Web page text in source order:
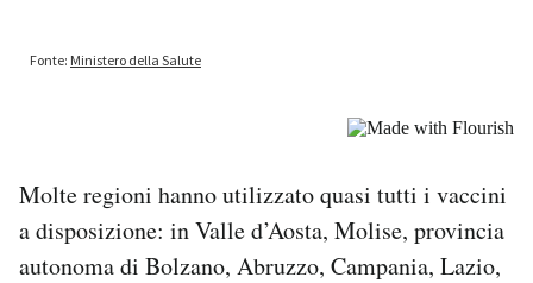
Molte regioni hanno utilizzato quasi tutti i vaccini
a disposizione: in Valle d’Aosta, Molise, provincia
autonoma di Bolzano, Abruzzo, Campania, Lazio,